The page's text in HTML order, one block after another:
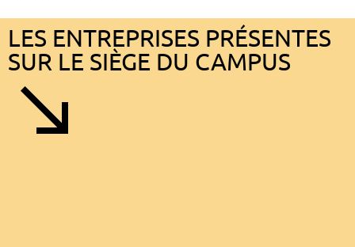
LES ENTREPRISES PRÉSENTES
SUR LE SIÈGE DU CAMPUS